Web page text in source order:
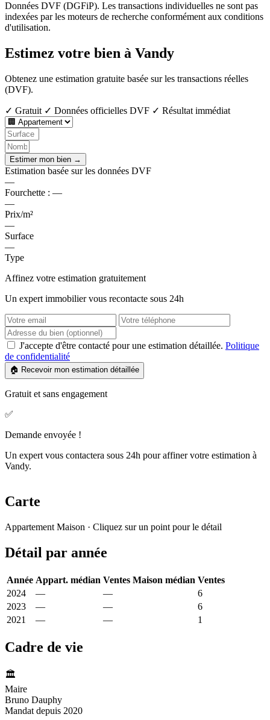
Données DVF (DGFiP). Les transactions individuelles ne sont pas
indexées par les moteurs de recherche conformément aux conditions
d'utilisation.
Estimez votre bien à Vandy
Obtenez une estimation gratuite basée sur les transactions réelles
(DVF).
✓ Gratuit ✓ Données officielles DVF ✓ Résultat immédiat
Estimer mon bien →
Estimation basée sur les données DVF
—
Fourchette : —
—
Prix/m²
—
Surface
—
Type
Affinez votre estimation gratuitement
Un expert immobilier vous recontacte sous 24h
J'accepte d'être contacté pour une estimation détaillée. Politique
de confidentialité
🏠 Recevoir mon estimation détaillée
Gratuit et sans engagement
✅
Demande envoyée !
Un expert vous contactera sous 24h pour affiner votre estimation à
Vandy.
Carte
−
Appartement Maison · Cliquez sur un point pour le détail
Détail par année
Année Appart. médian Ventes Maison médian Ventes
2024
— —
6
2023
— —
6
2021
— — 1
Cadre de vie
🏛️
Maire
Bruno Dauphy
Mandat depuis 2020